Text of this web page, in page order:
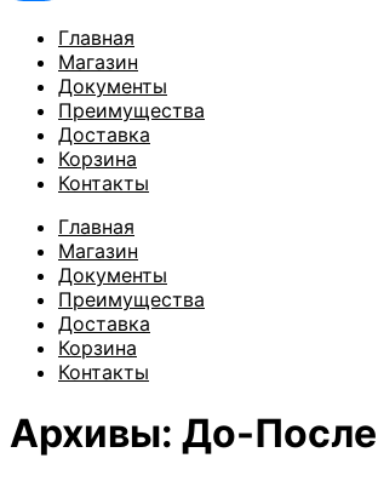
Главная
Магазин
Документы
Преимущества
Доставка
Корзина
Контакты
Главная
Магазин
Документы
Преимущества
Доставка
Корзина
Контакты
Архивы: До-После